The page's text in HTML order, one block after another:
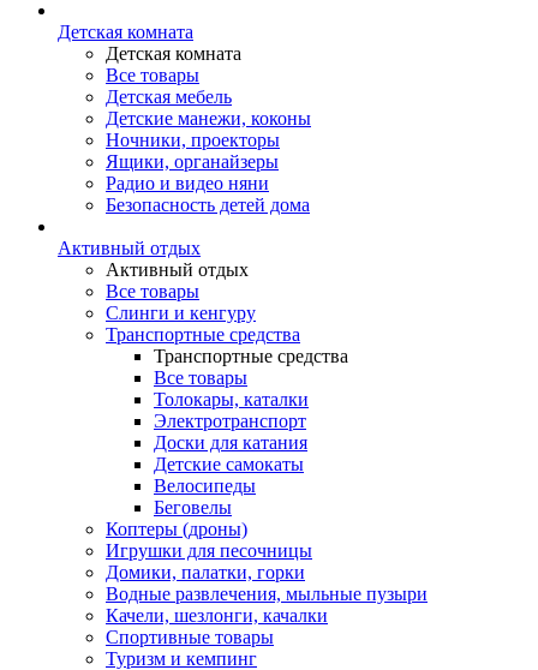
Детская комната
Детская комната
Все товары
Детская мебель
Детские манежи, коконы
Ночники, проекторы
Ящики, органайзеры
Радио и видео няни
Безопасность детей дома
Активный отдых
Активный отдых
Все товары
Слинги и кенгуру
Транспортные средства
Транспортные средства
Все товары
Толокары, каталки
Электротранспорт
Доски для катания
Детские самокаты
Велосипеды
Беговелы
Коптеры (дроны)
Игрушки для песочницы
Домики, палатки, горки
Водные развлечения, мыльные пузыри
Качели, шезлонги, качалки
Спортивные товары
Туризм и кемпинг